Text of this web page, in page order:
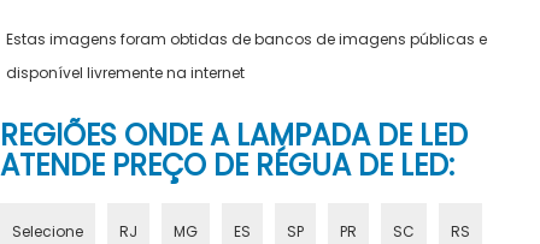
Estas imagens foram obtidas de bancos de imagens públicas e
disponível livremente na internet
REGIÕES ONDE A LAMPADA DE LED
ATENDE PREÇO DE RÉGUA DE LED:
Selecione RJ MG ES SP PR SC RS